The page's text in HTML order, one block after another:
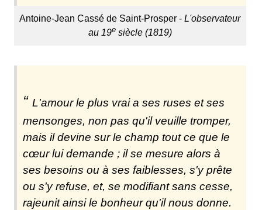
Antoine-Jean Cassé de Saint-Prosper -L'observateur
au 19esiècle (1819)
L'amour le plus vrai a ses ruses et ses
mensonges, non pas qu'il veuille tromper,
mais il devine sur le champ tout ce que le
cœur lui demande ; il se mesure alors à
ses besoins ou à ses faiblesses, s'y prête
ou s'y refuse, et, se modifiant sans cesse,
rajeunit ainsi le bonheur qu'il nous donne.